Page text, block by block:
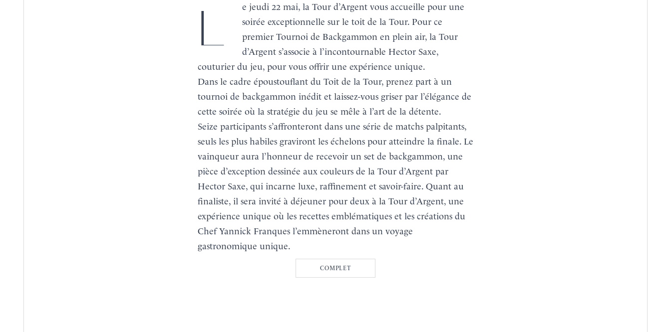
Le jeudi 22 mai, la Tour d’Argent vous accueille pour une
soirée exceptionnelle sur le toit de la Tour. Pour ce
premier Tournoi de Backgammon en plein air, la Tour
d’Argent s’associe à l’incontournable Hector Saxe,
couturier du jeu, pour vous offrir une expérience unique.
Dans le cadre époustouflant du Toit de la Tour, prenez part à un
tournoi de backgammon inédit et laissez-vous griser par l’élégance de
cette soirée où la stratégie du jeu se mêle à l’art de la détente.
Seize participants s’affronteront dans une série de matchs palpitants,
seuls les plus habiles graviront les échelons pour atteindre la finale. Le
vainqueur aura l’honneur de recevoir un set de backgammon, une
pièce d’exception dessinée aux couleurs de la Tour d’Argent par
Hector Saxe, qui incarne luxe, raffinement et savoir-faire. Quant au
finaliste, il sera invité à déjeuner pour deux à la Tour d’Argent, une
expérience unique où les recettes emblématiques et les créations du
Chef Yannick Franques l’emmèneront dans un voyage
gastronomique unique.
COMPLET